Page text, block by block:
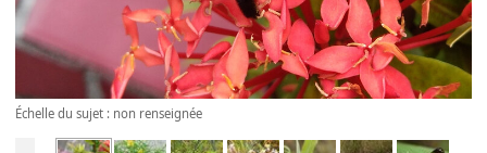
Échelle du sujet : non renseignée